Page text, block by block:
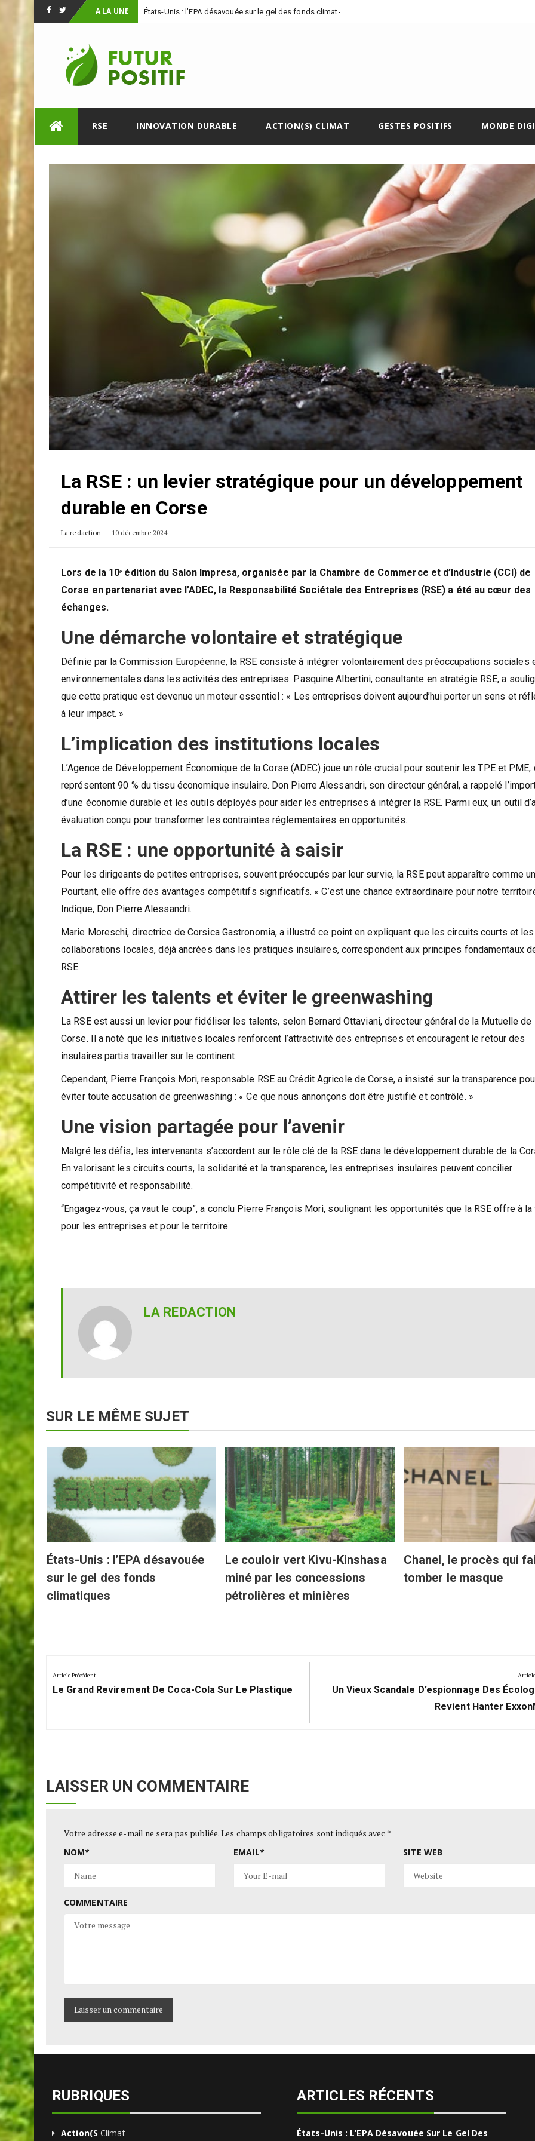
FacebookTwitter A LA UNE États-Unis : l’EPA désavouée sur le gel des fonds climatiques
RSE INNOVATION DURABLE ACTION(S) CLIMAT GESTES POSITIFS MONDE
La RSE : un levier stratégique pour un développement
durable en Corse
La redaction 10 décembre 2024
Lors de la 10ᵉ édition du Salon Impresa, organisée par la Chambre de Commerce et d’Industrie (CCI) de
Corse en partenariat avec l’ADEC, la Responsabilité Sociétale des Entreprises (RSE) a été au cœur des
échanges.
Une démarche volontaire et stratégique
Définie par la Commission Européenne, la RSE consiste à intégrer volontairement des préoccupations sociales
environnementales dans les activités des entreprises. Pasquine Albertini, consultante en stratégie RSE, a
que cette pratique est devenue un moteur essentiel : « Les entreprises doivent aujourd’hui porter un sens et
à leur impact. »
L’implication des institutions locales
L’Agence de Développement Économique de la Corse (ADEC) joue un rôle crucial pour soutenir les TPE et PME,
représentent 90 % du tissu économique insulaire. Don Pierre Alessandri, son directeur général, a rappelé
d’une économie durable et les outils déployés pour aider les entreprises à intégrer la RSE. Parmi eux, un outil
évaluation conçu pour transformer les contraintes réglementaires en opportunités.
La RSE : une opportunité à saisir
Pour les dirigeants de petites entreprises, souvent préoccupés par leur survie, la RSE peut apparaître comme
Pourtant, elle offre des avantages compétitifs significatifs. « C’est une chance extraordinaire pour notre
Indique, Don Pierre Alessandri.
Marie Moreschi, directrice de Corsica Gastronomia, a illustré ce point en expliquant que les circuits courts et les
collaborations locales, déjà ancrées dans les pratiques insulaires, correspondent aux principes fondamentaux
RSE.
Attirer les talents et éviter le greenwashing
La RSE est aussi un levier pour fidéliser les talents, selon Bernard Ottaviani, directeur général de la Mutuelle de
Corse. Il a noté que les initiatives locales renforcent l’attractivité des entreprises et encouragent le retour des
insulaires partis travailler sur le continent.
Cependant, Pierre François Mori, responsable RSE au Crédit Agricole de Corse, a insisté sur la transparence
éviter toute accusation de greenwashing : « Ce que nous annonçons doit être justifié et contrôlé. »
Une vision partagée pour l’avenir
Malgré les défis, les intervenants s’accordent sur le rôle clé de la RSE dans le développement durable de la
En valorisant les circuits courts, la solidarité et la transparence, les entreprises insulaires peuvent concilier
compétitivité et responsabilité.
“Engagez-vous, ça vaut le coup”, a conclu Pierre François Mori, soulignant les opportunités que la RSE offre à
pour les entreprises et pour le territoire.
LA REDACTION
SUR LE MÊME SUJET
États-Unis : l’EPA désavouée
sur le gel des fonds
climatiques
Le couloir vert Kivu-Kinshasa
miné par les concessions
pétrolières et minières
Chanel, le procès qui
tomber le masque
de
l’article
Article Précédent
Previous
Le Grand Revirement De Coca-Cola Sur Le Plastique
Next
Un Vieux Scandale D’espionnage Des
Revient Hanter
LAISSER UN COMMENTAIRE
Votre adresse e-mail ne sera pas publiée.Les champs obligatoires sont indiqués avec *
NOM* EMAIL* SITE WEB
COMMENTAIRE
RUBRIQUES
Action(s Climat
ARTICLES RÉCENTS
États-Unis : L’EPA Désavouée Sur Le Gel Des